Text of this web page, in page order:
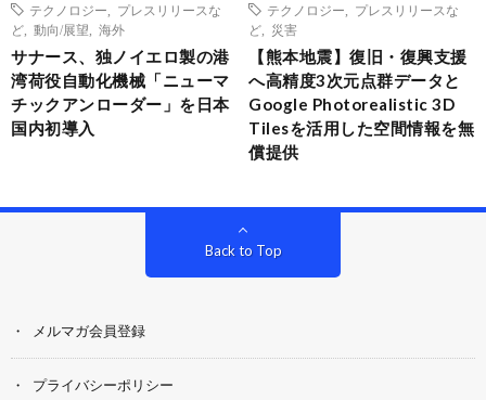
テクノロジー
プレスリリースな
ど
動向/展望 海外
サナース、独ノイエロ製の港
湾荷役自動化機械「ニューマ
チックアンローダー」を日本
国内初導入
テクノロジー
プレスリリースな
ど
災害
【熊本地震】復旧・復興支援
へ高精度3次元点群データと
Google Photorealistic 3D
Tilesを活用した空間情報を無
償提供
Back to Top
メルマガ会員登録
プライバシーポリシー